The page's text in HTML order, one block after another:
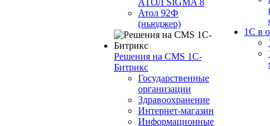
АТОЛ SIGMA 8
Атол 92Ф
(ньюджер)
Решения на CMS 1С-
Битрикс
Государственные
организации
Здравоохранение
Интернет-магазин
Информационные
1С в